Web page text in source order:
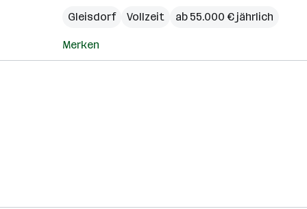
Gleisdorf Vollzeit ab 55.000 € jährlich
Merken